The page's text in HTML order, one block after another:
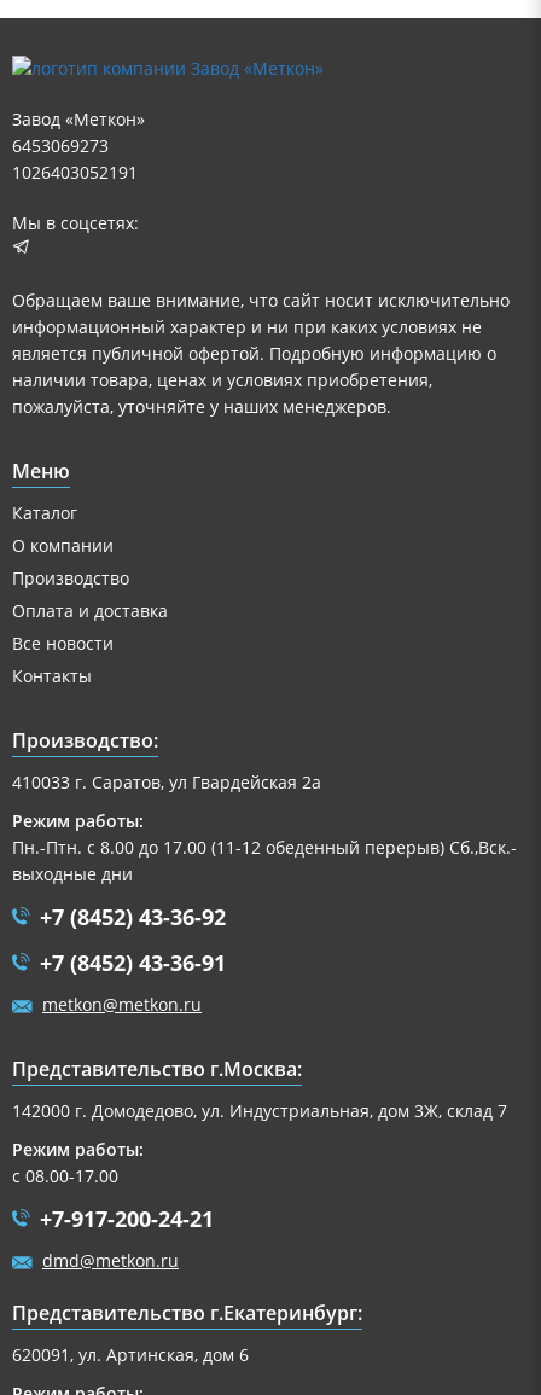
Завод «Меткон»
6453069273
1026403052191
Мы в соцсетях:
Обращаем ваше внимание, что сайт носит исключительно
информационный характер и ни при каких условиях не
является публичной офертой. Подробную информацию о
наличии товара, ценах и условиях приобретения,
пожалуйста, уточняйте у наших менеджеров.
Меню
Каталог
О компании
Производство
Оплата и доставка
Все новости
Контакты
Производство:
410033 г. Саратов, ул Гвардейская 2а
Режим работы:
Пн.-Птн. с 8.00 до 17.00 (11-12 обеденный перерыв) Сб.,Вск.-
выходные дни
+7 (8452) 43-36-92
+7 (8452) 43-36-91
metkon@metkon.ru
Представительство г.Москва:
142000 г. Домодедово, ул. Индустриальная, дом 3Ж, склад 7
Режим работы:
с 08.00-17.00
+7-917-200-24-21
dmd@metkon.ru
Представительство г.Екатеринбург:
620091, ул. Артинская, дом 6